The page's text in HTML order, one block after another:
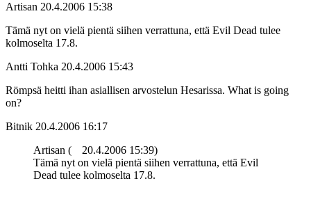
Artisan 20.4.2006 15:38
Tämä nyt on vielä pientä siihen verrattuna, että Evil Dead tulee
kolmoselta 17.8.
Antti Tohka 20.4.2006 15:43
Römpsä heitti ihan asiallisen arvostelun Hesarissa. What is going
on?
Bitnik 20.4.2006 16:17
Artisan (
20.4.2006 15:39)
Tämä nyt on vielä pientä siihen verrattuna, että Evil
Dead tulee kolmoselta 17.8.